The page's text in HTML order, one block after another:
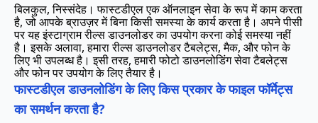
बिलकुल, निस्संदेह। फास्टडीएल एक ऑनलाइन सेवा के रूप में काम करता
है, जो आपके ब्राउज़र में बिना किसी समस्या के कार्य करता है। अपने पीसी
पर यह इंस्टाग्राम रील्स डाउनलोडर का उपयोग करना कोई समस्या नहीं
है। इसके अलावा, हमारा रील्स डाउनलोडर टैबलेट्स, मैक, और फोन के
लिए भी उपलब्ध है। इसी तरह, हमारी फोटो डाउनलोडिंग सेवा टैबलेट्स
और फोन पर उपयोग के लिए तैयार है।
फास्टडीएल डाउनलोडिंग के लिए किस प्रकार के फाइल फॉर्मेट्स
का समर्थन करता है?